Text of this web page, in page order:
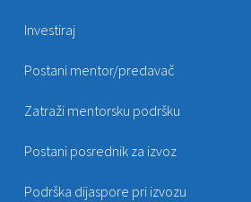
Investiraj
Postani mentor/predavač
Zatraži mentorsku podršku
Postani posrednik za izvoz
Podrška dijaspore pri izvozu